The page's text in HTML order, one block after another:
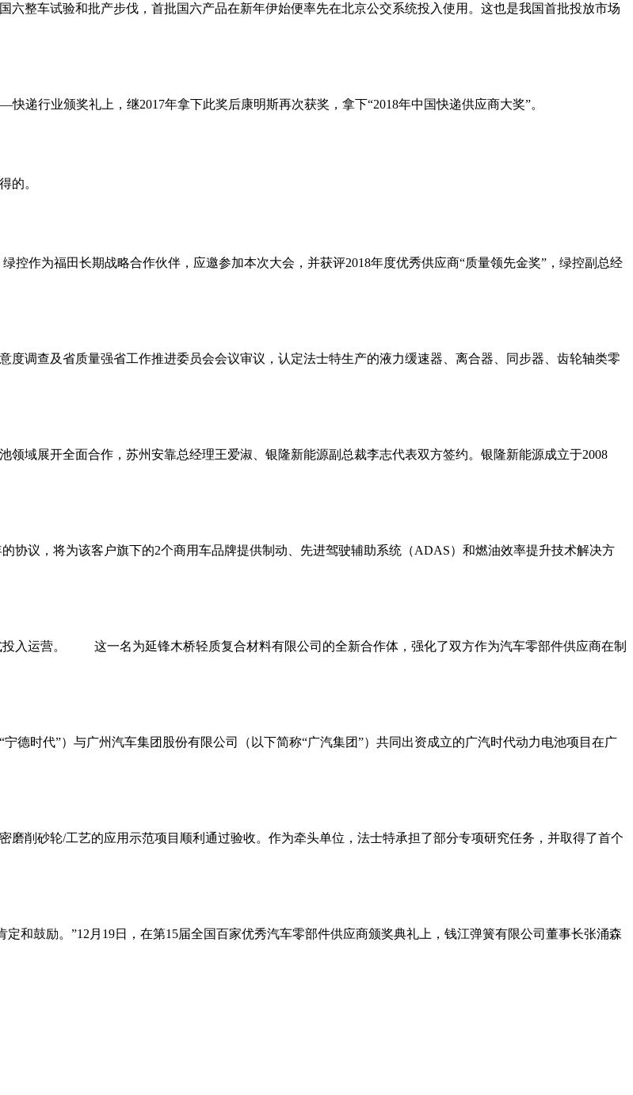
整车试验和批产步伐，首批国六产品在新年伊始便率先在北京公交系统投入使用。这也是我国首批投放市场
递行业颁奖礼上，继2017年拿下此奖后康明斯再次获奖，拿下“2018年中国快递供应商大奖”。
的。
控作为福田长期战略合作伙伴，应邀参加本次大会，并获评2018年度优秀供应商“质量领先金奖”，绿控副总经
调查及省质量强省工作推进委员会会议审议，认定法士特生产的液力缓速器、离合器、同步器、齿轮轴类零
领域展开全面合作，苏州安靠总经理王爱淑、银隆新能源副总裁李志代表双方签约。银隆新能源成立于2008
协议，将为该客户旗下的2个商用车品牌提供制动、先进驾驶辅助系统（ADAS）和燃油效率提升技术解决方
运营。 这一名为延锋木桥轻质复合材料有限公司的全新合作体，强化了双方作为汽车零部件供应商在制
德时代”）与广州汽车集团股份有限公司（以下简称“广汽集团”）共同出资成立的广汽时代动力电池项目在广
削砂轮/工艺的应用示范项目顺利通过验收。作为牵头单位，法士特承担了部分专项研究任务，并取得了首个
鼓励。”12月19日，在第15届全国百家优秀汽车零部件供应商颁奖典礼上，钱江弹簧有限公司董事长张涌森